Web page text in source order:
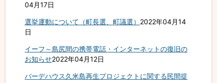
04月17日
選挙運動について（町長選、町議選） 2022年04月14
日
イーフ～島尻間の携帯電話・インターネットの復旧の
お知らせ2022年04月12日
バーデハウス久米島再生プロジェクトに関する民間提